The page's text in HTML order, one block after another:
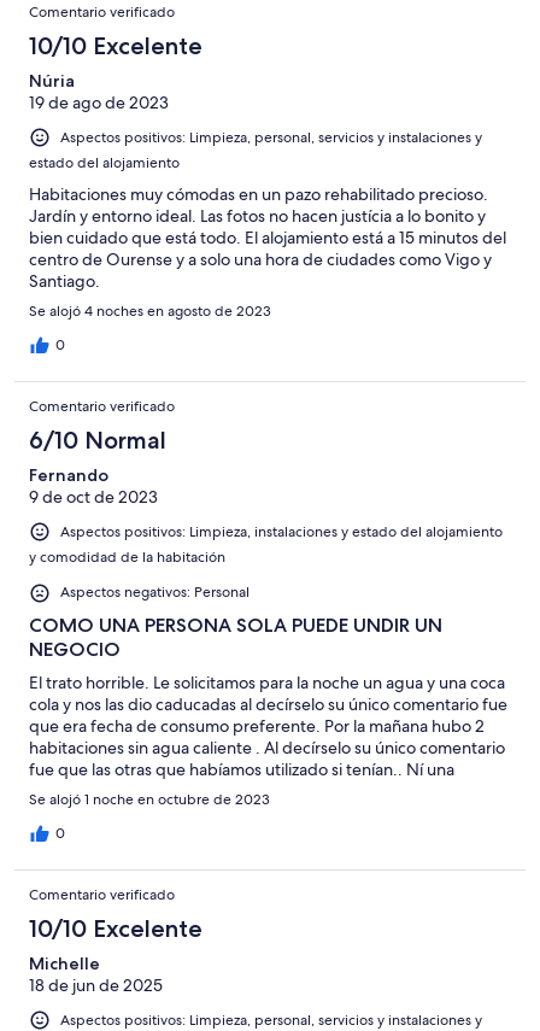
Comentario verificado
10/10 Excelente
Núria
19 de ago de 2023
Aspectos positivos: Limpieza, personal, servicios y instalaciones y
estado del alojamiento
Habitaciones muy cómodas en un pazo rehabilitado precioso.
Jardín y entorno ideal. Las fotos no hacen justícia a lo bonito y
bien cuidado que está todo. El alojamiento está a 15 minutos del
centro de Ourense y a solo una hora de ciudades como Vigo y
Santiago.
Se alojó 4 noches en agosto de 2023
0
Comentario verificado
6/10 Normal
Fernando
9 de oct de 2023
Aspectos positivos: Limpieza, instalaciones y estado del alojamiento
y comodidad de la habitación
Aspectos negativos: Personal
COMO UNA PERSONA SOLA PUEDE UNDIR UN
NEGOCIO
El trato horrible. Le solicitamos para la noche un agua y una coca
cola y nos las dio caducadas al decírselo su único comentario fue
que era fecha de consumo preferente. Por la mañana hubo 2
habitaciones sin agua caliente . Al decírselo su único comentario
fue que las otras que habíamos utilizado si tenían.. Ní una
disculpa no nada.
Se alojó 1 noche en octubre de 2023
0
Comentario verificado
10/10 Excelente
Michelle
18 de jun de 2025
Aspectos positivos: Limpieza, personal, servicios y instalaciones y